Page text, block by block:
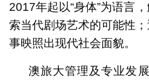
2017年起以“身体”为语言
索当代剧场艺术的可能性
事映照出现代社会面貌。
澳旅大管理及专业发